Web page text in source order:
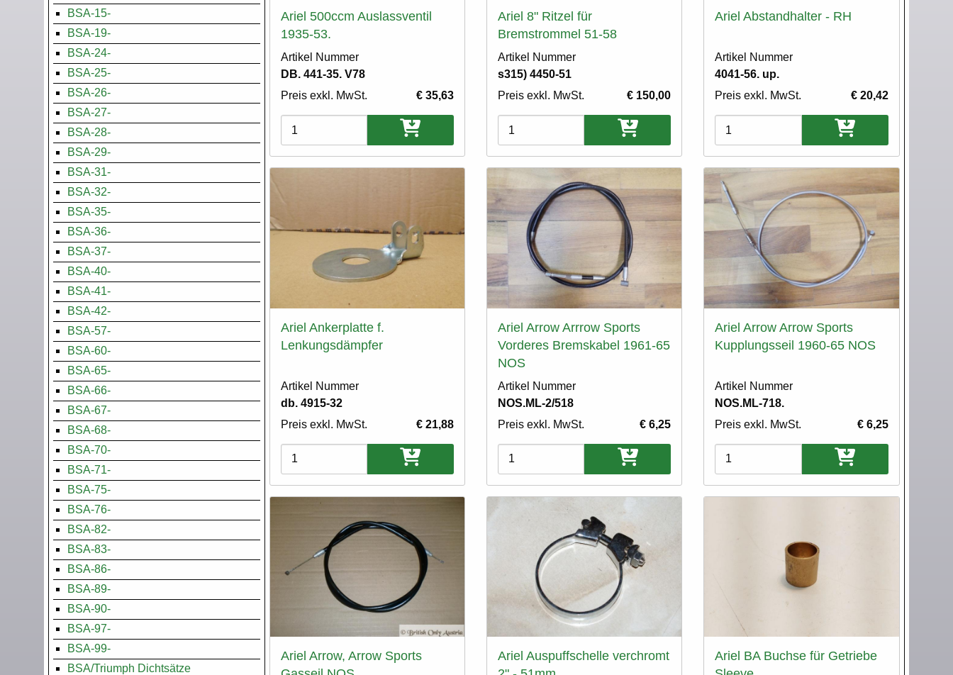
Ariel 500ccm Auslassventil
1935-53.
Artikel Nummer
DB. 441-35. V78
Preis exkl. MwSt.
€ 35,63
Varianten
Ariel 8" Ritzel für
Bremstrommel 51-58
Artikel Nummer
s315) 4450-51
Preis exkl. MwSt.
€ 150,00
Varianten
Ariel Abstandhalter - RH
Artikel Nummer
4041-56. up.
Preis exkl. MwSt.
€ 20,42
Varianten
Ariel Ankerplatte f.
Lenkungsdämpfer
Artikel Nummer
db. 4915-32
Preis exkl. MwSt.
€ 21,88
Varianten
Ariel Arrow Arrrow Sports
Vorderes Bremskabel 1961-65
NOS
Artikel Nummer
NOS.ML-2/518
Preis exkl. MwSt.
€ 6,25
Varianten
Ariel Arrow Arrow Sports
Kupplungsseil 1960-65 NOS
Artikel Nummer
NOS.ML-718.
Preis exkl. MwSt.
€ 6,25
Varianten
Ariel Arrow, Arrow Sports
Ariel Auspuffschelle verchromt
Ariel BA Buchse für Getriebe
BSA-15-
BSA-19-
BSA-24-
BSA-25-
BSA-26-
BSA-27-
BSA-28-
BSA-29-
BSA-31-
BSA-32-
BSA-35-
BSA-36-
BSA-37-
BSA-40-
BSA-41-
BSA-42-
BSA-57-
BSA-60-
BSA-65-
BSA-66-
BSA-67-
BSA-68-
BSA-70-
BSA-71-
BSA-75-
BSA-76-
BSA-82-
BSA-83-
BSA-86-
BSA-89-
BSA-90-
BSA-97-
BSA-99-
BSA/Triumph Dichtsätze